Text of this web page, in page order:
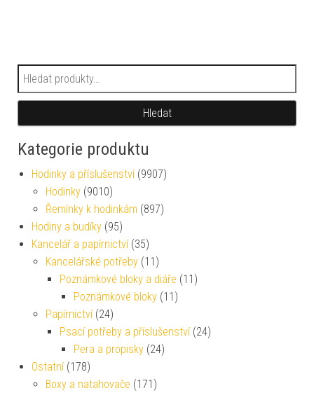
Hledat:
Hledat
Kategorie produktu
Hodinky a příslušenství (9907)
Hodinky (9010)
Řemínky k hodinkám (897)
Hodiny a budíky (95)
Kancelář a papírnictví (35)
Kancelářské potřeby (11)
Poznámkové bloky a diáře (11)
Poznámkové bloky (11)
Papírnictví (24)
Psací potřeby a příslušenství (24)
Pera a propisky (24)
Ostatní (178)
Boxy a natahovače (171)